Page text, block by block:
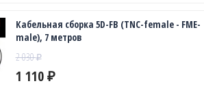
Кабельная сборка 5D-FB (TNC-female - FME-
male), 7 метров
2 030₽
1 110 ₽